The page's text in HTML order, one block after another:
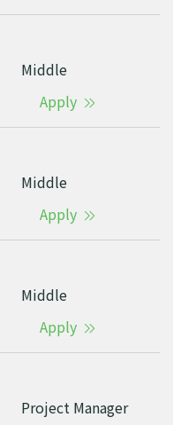
Middle
Apply
Middle
Apply
Middle
Apply
Project Manager